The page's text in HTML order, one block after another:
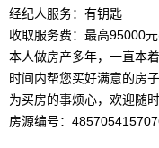
经纪人服务：有钥匙
收取服务费：最高95000
本人做房产多年，一直本
时间内帮您买好满意的房
为买房的事烦心，欢迎随
房源编号：